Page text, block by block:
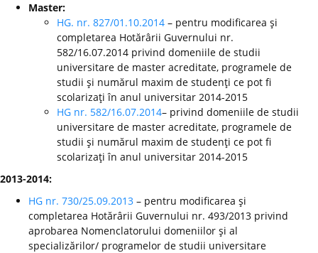
Master:
HG. nr. 827/01.10.2014 – pentru modificarea şi
completarea Hotărârii Guvernului nr.
582/16.07.2014 privind domeniile de studii
universitare de master acreditate, programele de
studii şi numărul maxim de studenţi ce pot fi
scolarizaţi în anul universitar 2014-2015
HG nr. 582/16.07.2014– privind domeniile de studii
universitare de master acreditate, programele de
studii şi numărul maxim de studenţi ce pot fi
scolarizaţi în anul universitar 2014-2015
2013-2014:
HG nr. 730/25.09.2013 – pentru modificarea şi
completarea Hotărârii Guvernului nr. 493/2013 privind
aprobarea Nomenclatorului domeniilor şi al
specializărilor/ programelor de studii universitare